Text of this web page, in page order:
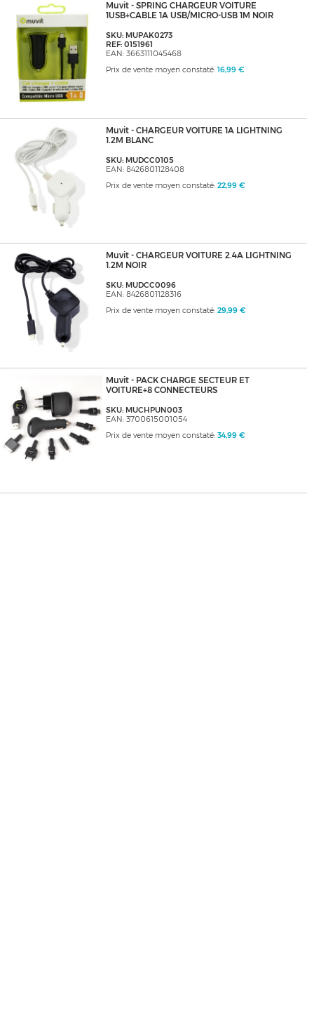
Muvit - SPRING CHARGEUR VOITURE
1USB+CABLE 1A USB/MICRO-USB 1M NOIR
SKU: MUPAK0273
REF: 0151961
EAN: 3663111045468
Prix de vente moyen constaté: 16,99 €
Muvit - CHARGEUR VOITURE 1A LIGHTNING
1.2M BLANC
SKU: MUDCC0105
EAN: 8426801128408
Prix de vente moyen constaté: 22,99 €
Muvit - CHARGEUR VOITURE 2.4A LIGHTNING
1.2M NOIR
SKU: MUDCC0096
EAN: 8426801128316
Prix de vente moyen constaté: 29,99 €
Muvit - PACK CHARGE SECTEUR ET
VOITURE+8 CONNECTEURS
SKU: MUCHPUN003
EAN: 3700615001054
Prix de vente moyen constaté: 34,99 €